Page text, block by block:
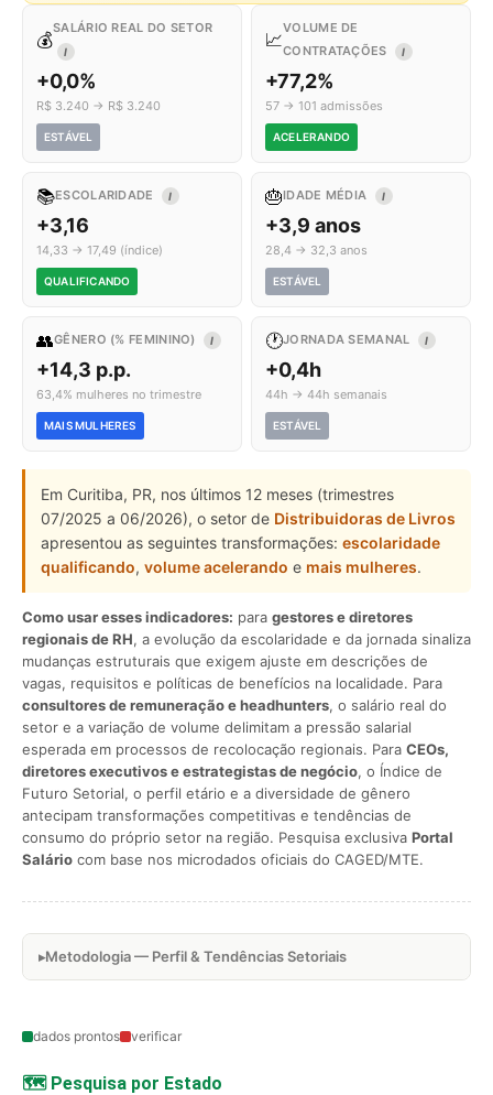
💰
SALÁRIO REAL DO SETOR
I
+0,0%
R$ 3.240 → R$ 3.240
ESTÁVEL
📈
VOLUME DE
CONTRATAÇÕES
I
+77,2%
57 → 101 admissões
ACELERANDO
📚ESCOLARIDADE I
+3,16
14,33 → 17,49 (índice)
QUALIFICANDO
🎂IDADE MÉDIA I
+3,9 anos
28,4 → 32,3 anos
ESTÁVEL
👥GÊNERO (% FEMININO) I
+14,3 p.p.
63,4% mulheres no trimestre
MAIS MULHERES
🕐JORNADA SEMANAL I
+0,4h
44h → 44h semanais
ESTÁVEL
Em Curitiba, PR, nos últimos 12 meses (trimestres
07/2025 a 06/2026), o setor de Distribuidoras de Livros
apresentou as seguintes transformações: escolaridade
qualificando, volume acelerando e mais mulheres.
Como usar esses indicadores: para gestores e diretores
regionais de RH, a evolução da escolaridade e da jornada sinaliza
mudanças estruturais que exigem ajuste em descrições de
vagas, requisitos e políticas de benefícios na localidade. Para
consultores de remuneração e headhunters, o salário real do
setor e a variação de volume delimitam a pressão salarial
esperada em processos de recolocação regionais. Para CEOs,
diretores executivos e estrategistas de negócio, o Índice de
Futuro Setorial, o perfil etário e a diversidade de gênero
antecipam transformações competitivas e tendências de
consumo do próprio setor na região. Pesquisa exclusiva Portal
Salário com base nos microdados oficiais do CAGED/MTE.
Metodologia — Perfil & Tendências Setoriais
dados prontos verificar
🗺️ Pesquisa por Estado